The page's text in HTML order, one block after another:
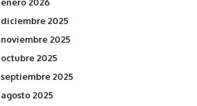
diciembre 2025
noviembre 2025
octubre 2025
septiembre 2025
agosto 2025